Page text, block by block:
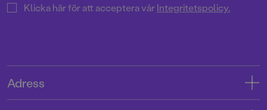
Klicka här för att acceptera vårIntegritetspolicy.
Adress